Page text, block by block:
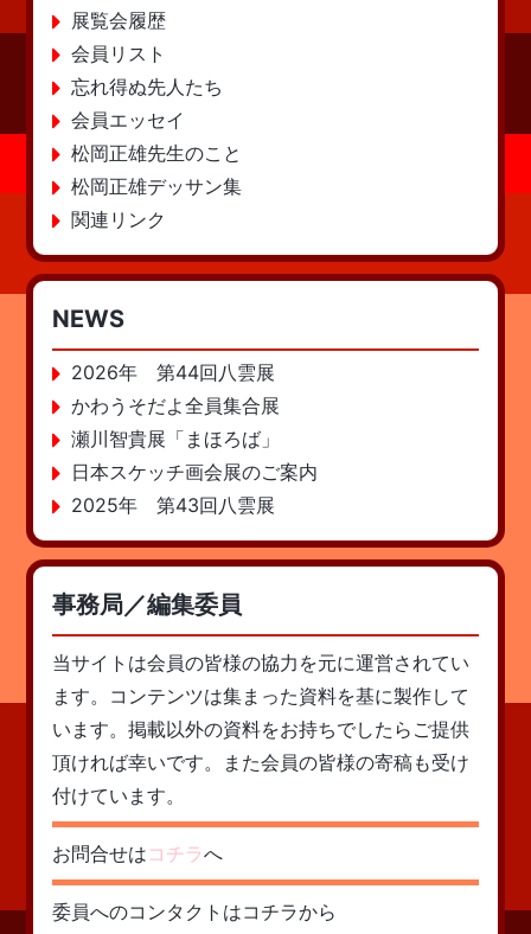
展覧会履歴
会員リスト
忘れ得ぬ先人たち
会員エッセイ
松岡正雄先生のこと
松岡正雄デッサン集
関連リンク
NEWS
2026年 第44回八雲展
かわうそだよ全員集合展
瀬川智貴展「まほろば」
日本スケッチ画会展のご案内
2025年 第43回八雲展
事務局／編集委員
当サイトは会員の皆様の協力を元に運営されてい
ます。コンテンツは集まった資料を基に製作して
います。掲載以外の資料をお持ちでしたらご提供
頂ければ幸いです。また会員の皆様の寄稿も受け
付けています。
お問合せは コチラへ
委員へのコンタクトはコチラから